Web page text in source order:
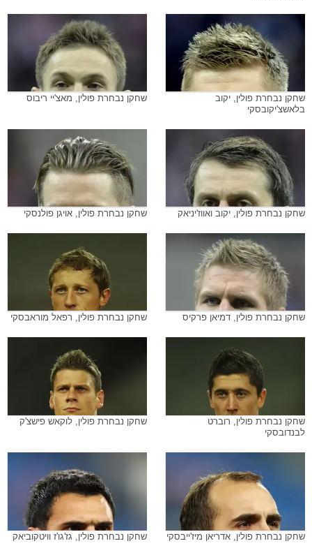
שחקן נבחרת פולין, יקוב
בלאשצ'יקובסקי
שחקן נבחרת פולין, מאצ'יי ריבוס
שחקן נבחרת פולין, יקוב ואווז'יניאק שחקן נבחרת פולין, אויגן פולנסקי
שחקן נבחרת פולין, דמיאן פרקיס שחקן נבחרת פולין, רפאל מוראבסקי
שחקן נבחרת פולין, רוברט
לבנדובסקי
שחקן נבחרת פולין, לוקאש פישצ'ק
שחקן נבחרת פולין, אדריאן מיז'ייבסקי שחקן נבחרת פולין, גז'גו'ז וויטקוביאק